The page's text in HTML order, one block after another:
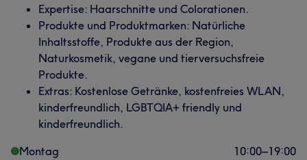
Expertise: Haarschnitte und Colorationen.
Produkte und Produktmarken: Natürliche
Inhaltsstoffe, Produkte aus der Region,
Naturkosmetik, vegane und tierversuchsfreie
Produkte.
Extras: Kostenlose Getränke, kostenfreies WLAN,
kinderfreundlich, LGBTQIA+ friendly und
kinderfreundlich.
Montag
10:00–19:00